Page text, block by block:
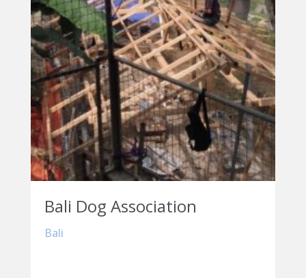
Bali Dog Association
Bali